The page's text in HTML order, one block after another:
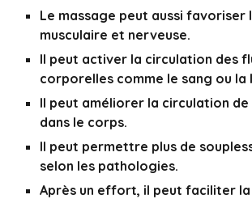
Le massage peut aussi favoriser
musculaire et nerveuse.
Il peut activer la circulation des
corporelles comme le sang ou la
Il peut améliorer la circulation
dans le corps.
Il peut permettre plus de
selon les pathologies.
Après un effort, il peut faciliter